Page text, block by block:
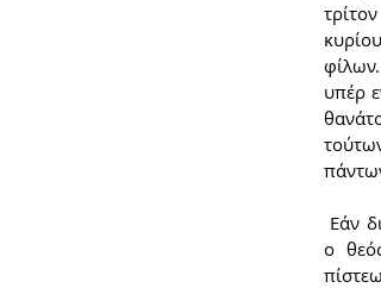
υπέρ
ο